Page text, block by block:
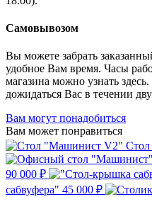
Самовывозом
Вы можете забрать
удобное Вам время. Часы
магазина можно узнать
дожидаться Вас в течении
Вам могут понадобиться
Вам может понравиться
90 000 ₽
сабвуфера" 45 000 ₽